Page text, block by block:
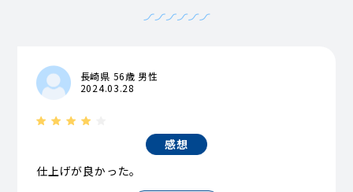
長崎県 56歳 男性
2024.03.28
感想
仕上げが良かった。